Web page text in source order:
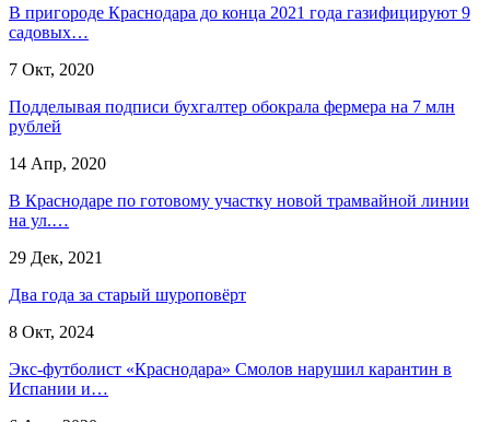
В пригороде Краснодара до конца 2021 года газифицируют 9
садовых…
7 Окт, 2020
Подделывая подписи бухгалтер обокрала фермера на 7 млн
рублей
14 Апр, 2020
В Краснодаре по готовому участку новой трамвайной линии
на ул.…
29 Дек, 2021
Два года за старый шуроповёрт
8 Окт, 2024
Экс-футболист «Краснодара» Смолов нарушил карантин в
Испании и…